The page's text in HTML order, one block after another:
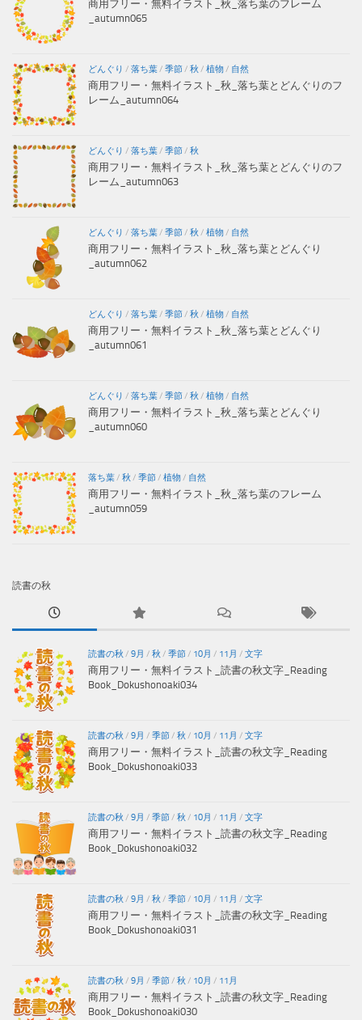
商用フリー・無料イラスト_秋_落ち葉のフレーム
_autumn065
どんぐり / 落ち葉 / 季節 / 秋 / 植物 / 自然
商用フリー・無料イラスト_秋_落ち葉とどんぐりのフ
レーム_autumn064
どんぐり / 落ち葉 / 季節 / 秋
商用フリー・無料イラスト_秋_落ち葉とどんぐりのフ
レーム_autumn063
どんぐり / 落ち葉 / 季節 / 秋 / 植物 / 自然
商用フリー・無料イラスト_秋_落ち葉とどんぐり
_autumn062
どんぐり / 落ち葉 / 季節 / 秋 / 植物 / 自然
商用フリー・無料イラスト_秋_落ち葉とどんぐり
_autumn061
どんぐり / 落ち葉 / 季節 / 秋 / 植物 / 自然
商用フリー・無料イラスト_秋_落ち葉とどんぐり
_autumn060
落ち葉 / 秋 / 季節 / 植物 / 自然
商用フリー・無料イラスト_秋_落ち葉のフレーム
_autumn059
読書の秋
読書の秋 / 9月 / 秋 / 季節 / 10月 / 11月 / 文字
商用フリー・無料イラスト_読書の秋文字_Reading
Book_Dokushonoaki034
読書の秋 / 9月 / 季節 / 秋 / 10月 / 11月 / 文字
商用フリー・無料イラスト_読書の秋文字_Reading
Book_Dokushonoaki033
読書の秋 / 9月 / 季節 / 秋 / 10月 / 11月 / 文字
商用フリー・無料イラスト_読書の秋文字_Reading
Book_Dokushonoaki032
読書の秋 / 9月 / 秋 / 季節 / 10月 / 11月 / 文字
商用フリー・無料イラスト_読書の秋文字_Reading
Book_Dokushonoaki031
読書の秋 / 9月 / 季節 / 秋 / 10月 / 11月
商用フリー・無料イラスト_読書の秋文字_Reading
Book_Dokushonoaki030